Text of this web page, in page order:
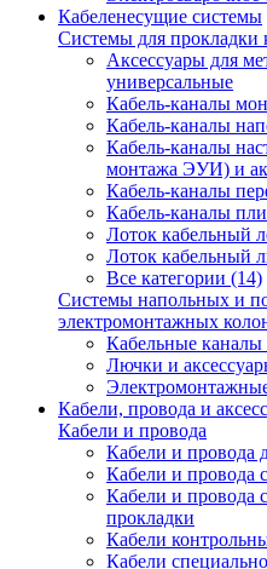
Кабеленесущие системы
Системы для прокладки
Аксессуары для
универсальные
Кабель-каналы
Кабель-каналы
Кабель-каналы
монтажа ЭУИ) и
Кабель-каналы
Кабель-каналы
Лоток кабельный
Лоток кабельный
Все категории (14)
Системы напольных и
электромонтажных
Кабельные каналы
Лючки и
Кабели, провода и
Кабели и провода
Кабели и провода
Кабели и провода
Кабели и провода
прокладки
Кабели
Кабели